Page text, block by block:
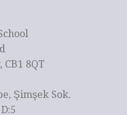
8QT
Şimşek Sok.